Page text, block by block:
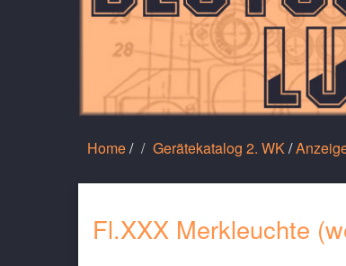
Home/ Gerätekatalog 2. WK /
Fl.XXX Merkleuchte